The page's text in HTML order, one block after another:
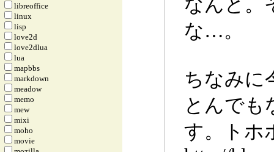
なんと。
な…。
ちなみに
とんでも
す。トホ
libreoffice
linux
lisp
love2d
love2dlua
lua
mapbbs
markdown
meadow
memo
mew
mixi
moho
movie